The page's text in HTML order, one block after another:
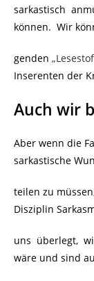
sarkastisch
können. Wir
genden
Inserenten der
Auch wir
Aber wenn die
sarkastische
teilen zu
Disziplin
uns überlegt,
wäre und sind